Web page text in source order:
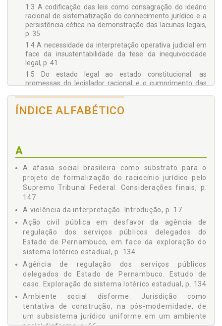
1.3 A codificação das leis como consagração do ideário
racional de sistematização do conhecimento jurídico e a
persistência cética na demonstração das lacunas legais,
p. 35
1.4 A necessidade da interpretação operativa judicial em
face da insustentabilidade da tese da inequivocidade
legal, p. 41
1.5 Do estado legal ao estado constitucional: as
promessas do legislador racional e o cumprimento das
Capítulo 2 - A VINCULATIVIDADE E A PERSUASÃO NA
superação do mito iluminista da única resposta correta
fornecida pela lei, p. 57
2.2 A jurisdição como tentativa de construção, na pós-
modernidade, de um subsistema jurídico uniforme em um
ambiente social disforme, p. 66
2.3 A valorização do precedente judicial e o seu reflexo no
modelo estrutural das fontes do direito no sistema
civilista como preparação à axiomatização
jurisprudencial, p. 72
2.4 Do império da lei ao império da jurisprudência: a
transmutação pós-moderna do sistema civilista em um
modelo misto de produção normativa, p. 79
Capítulo 3 - ESTABELECIMENTO DO DIREITO SUMULAR
VINCULATIVO BRASILEIRO PELO SUPREMO TRIBUNAL
FEDERAL COMO CONSEQUÊNCIA DO MONOPÓLIO
INTERPRETATIVO LEGAL-CONSTITUCIONAL DO ESTADO, p.
3.1 A experiência jurisdicional vinculativa portuguesa dos
ÍNDICE ALFABÉTICO
A
A afasia social brasileira como substrato para o
projeto de formalização do raciocínio jurídico pelo
Supremo Tribunal Federal. Considerações finais, p.
147
A violência da interpretação. Introdução, p. 17
Ação civil pública em desfavor da agência de
regulação dos serviços públicos delegados do
Estado de Pernambuco, em face da exploração do
sistema lotérico estadual, p. 134
Agência de regulação dos serviços públicos
delegados do Estado de Pernambuco. Estudo de
caso. Exploração do sistema lotérico estadual, p. 134
Ambiente social disforme. Jurisdição como
tentativa de construção, na pós-modernidade, de
um subsistema jurídico uniforme em um ambiente